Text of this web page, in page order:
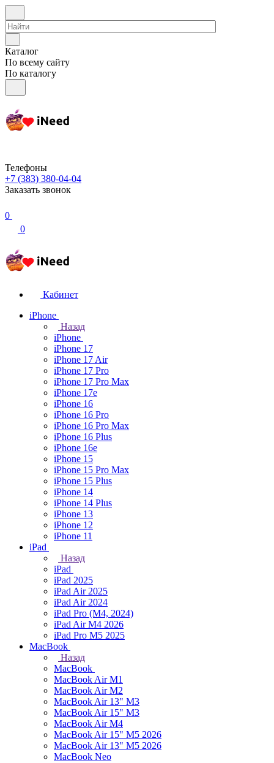
Каталог
По всему сайту
По каталогу
Телефоны
+7 (383) 380-04-04
Заказать звонок
0
0
Кабинет
iPhone
Назад
iPhone
iPhone 17
iPhone 17 Air
iPhone 17 Pro
iPhone 17 Pro Max
iPhone 17e
iPhone 16
iPhone 16 Pro
iPhone 16 Pro Max
iPhone 16 Plus
iPhone 16e
iPhone 15
iPhone 15 Pro Max
iPhone 15 Plus
iPhone 14
iPhone 14 Plus
iPhone 13
iPhone 12
iPhone 11
iPad
Назад
iPad
iPad 2025
iPad Air 2025
iPad Air 2024
iPad Pro (M4, 2024)
iPad Air M4 2026
iPad Pro M5 2025
MacBook
Назад
MacBook
MacBook Air M1
MacBook Air M2
MacBook Air 13" M3
MacBook Air 15" M3
MacBook Air M4
MacBook Air 15" М5 2026
MacBook Air 13" М5 2026
MacBook Neo